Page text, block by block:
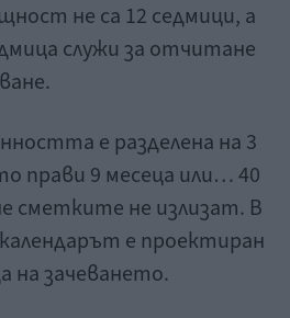
не са 12 седмици, а
служи за отчитане
е разделена на 3
прави 9 месеца или… 40
сметките не излизат. В
е проектиран
на зачеването.